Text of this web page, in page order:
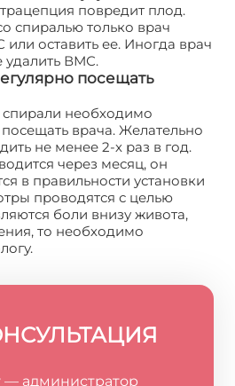
повредит плод.
спиралью только врач
оставить ее. Иногда врач
ВМС.
посещать
спирали необходимо
врача. Желательно
не менее 2-х раз в год.
через месяц, он
в правильности установки
проводятся с целью
боли внизу живота,
то необходимо
— администратор